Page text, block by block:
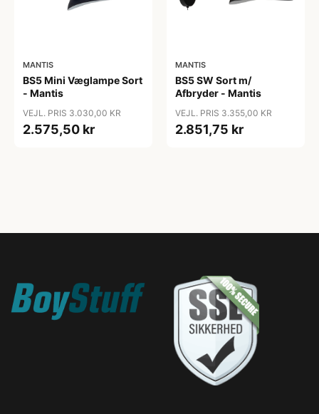
MANTIS
BS5 Mini Væglampe Sort
- Mantis
VEJL. PRIS 3.030,00 KR
2.575,50 kr
MANTIS
BS5 SW Sort m/
Afbryder - Mantis
VEJL. PRIS 3.355,00 KR
2.851,75 kr